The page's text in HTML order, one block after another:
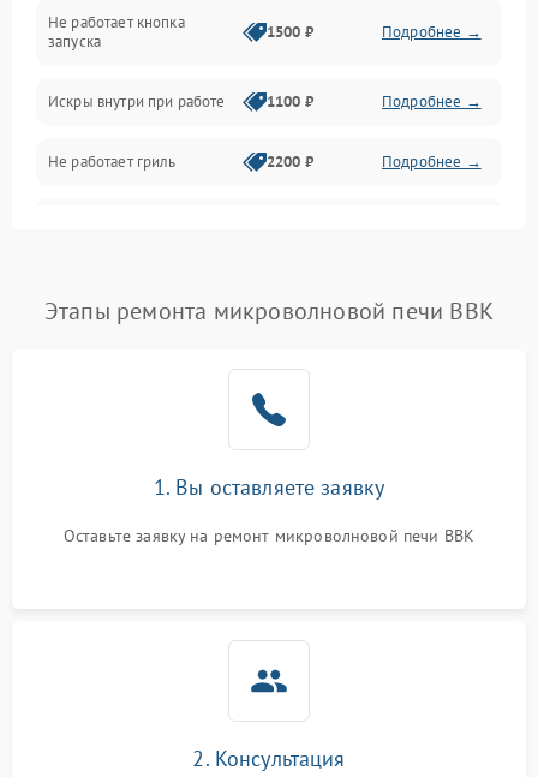
Нагрев и приготовление
Программное обеспечение
Не работает кнопка
запуска
1500 ₽ Подробнее →
Искры внутри при работе 1100 ₽ Подробнее →
Не работает гриль 2200 ₽ Подробнее →
Появление запаха гари Подробнее →
2200 ₽
Не работают сенсорные
1000 ₽
Этапы ремонта микроволновой печи BBK
1. Вы оставляете заявку
Оставьте заявку на ремонт микроволновой печи BBK
2. Консультация